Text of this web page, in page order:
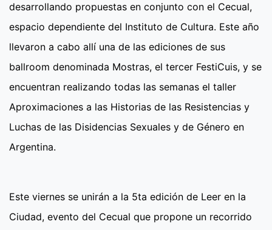
desarrollando propuestas en conjunto con el Cecual,
espacio dependiente del Instituto de Cultura. Este año
llevaron a cabo allí una de las ediciones de sus
ballroom denominada Mostras, el tercer FestiCuis, y se
encuentran realizando todas las semanas el taller
Aproximaciones a las Historias de las Resistencias y
Luchas de las Disidencias Sexuales y de Género en
Argentina.
Este viernes se unirán a la 5ta edición de Leer en la
Ciudad, evento del Cecual que propone un recorrido